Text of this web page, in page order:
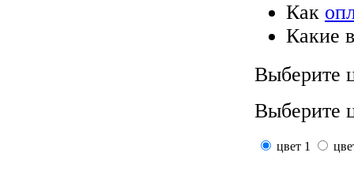
Как
Какие
Выберите
Выберите
цвет 1